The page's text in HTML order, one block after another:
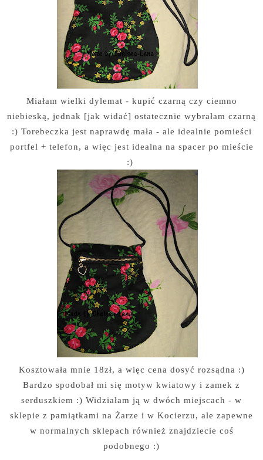
Miałam wielki dylemat - kupić czarną czy ciemno
niebieską, jednak [jak widać] ostatecznie wybrałam czarną
:) Torebeczka jest naprawdę mała - ale idealnie pomieści
portfel + telefon, a więc jest idealna na spacer po mieście
:)
Kosztowała mnie 18zł, a więc cena dosyć rozsądna :)
Bardzo spodobał mi się motyw kwiatowy i zamek z
serduszkiem :) Widziałam ją w dwóch miejscach - w
sklepie z pamiątkami na Żarze i w Kocierzu, ale zapewne
w normalnych sklepach również znajdziecie coś
podobnego :)